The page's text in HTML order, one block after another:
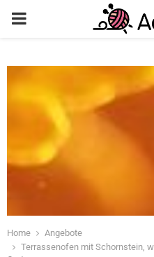
Home
Angebote
Terrassenofen mit Schornstein,